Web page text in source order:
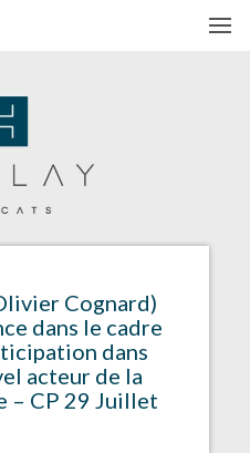
Cognard)
dans le cadre
dans
acteur de la
– CP 29 Juillet